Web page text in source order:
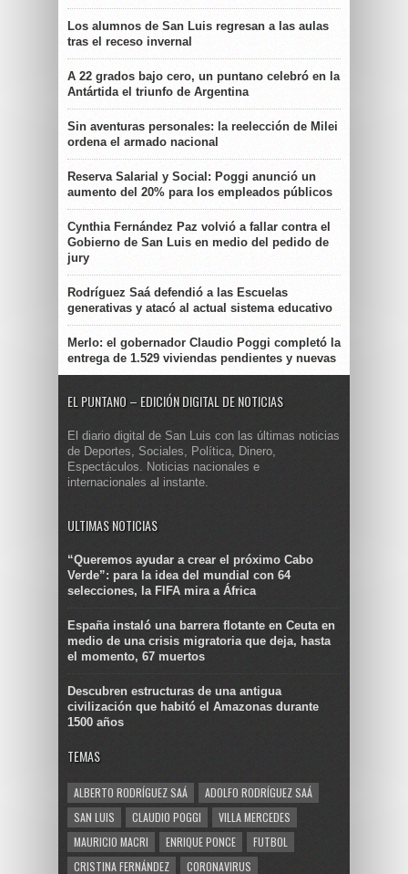
Los alumnos de San Luis regresan a las aulas
tras el receso invernal
A 22 grados bajo cero, un puntano celebró en la
Antártida el triunfo de Argentina
Sin aventuras personales: la reelección de Milei
ordena el armado nacional
Reserva Salarial y Social: Poggi anunció un
aumento del 20% para los empleados públicos
Cynthia Fernández Paz volvió a fallar contra el
Gobierno de San Luis en medio del pedido de
jury
Rodríguez Saá defendió a las Escuelas
generativas y atacó al actual sistema educativo
Merlo: el gobernador Claudio Poggi completó la
entrega de 1.529 viviendas pendientes y nuevas
EL PUNTANO – EDICIÓN DIGITAL DE NOTICIAS
El diario digital de San Luis con las últimas noticias
de Deportes, Sociales, Política, Dinero,
Espectáculos. Noticias nacionales e
internacionales al instante.
ULTIMAS NOTICIAS
“Queremos ayudar a crear el próximo Cabo
Verde”: para la idea del mundial con 64
selecciones, la FIFA mira a África
España instaló una barrera flotante en Ceuta en
medio de una crisis migratoria que deja, hasta
el momento, 67 muertos
Descubren estructuras de una antigua
civilización que habitó el Amazonas durante
1500 años
TEMAS
ALBERTO RODRÍGUEZ SAÁ
ADOLFO RODRÍGUEZ SAÁ
SAN LUIS
CLAUDIO POGGI
VILLA MERCEDES
MAURICIO MACRI
ENRIQUE PONCE
FUTBOL
CRISTINA FERNÁNDEZ
CORONAVIRUS